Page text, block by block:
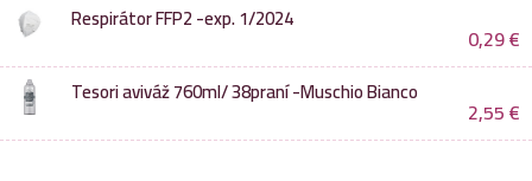
Respirátor FFP2 -exp. 1/2024
0,29€
Tesori aviváž 760ml/ 38praní -Muschio Bianco
2,55€